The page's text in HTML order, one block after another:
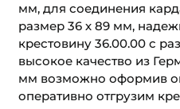
мм, для соединения
размер 36 х 89 мм,
крестовину 36.00.00 с
высокое качество из
мм возможно оформив
оперативно отгрузим